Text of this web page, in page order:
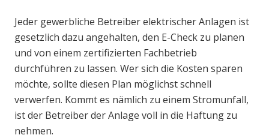
Jeder gewerbliche Betreiber elektrischer Anlagen ist
gesetzlich dazu angehalten, den E-Check zu planen
und von einem zertifizierten Fachbetrieb
durchführen zu lassen. Wer sich die Kosten sparen
möchte, sollte diesen Plan möglichst schnell
verwerfen. Kommt es nämlich zu einem Stromunfall,
ist der Betreiber der Anlage voll in die Haftung zu
nehmen.